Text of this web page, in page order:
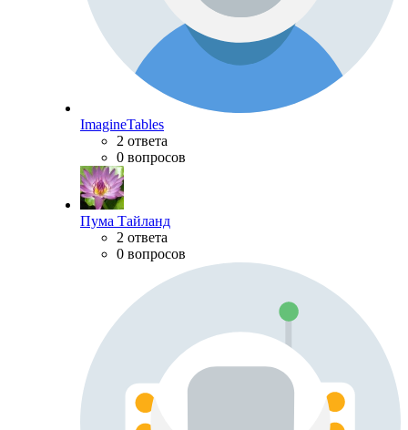
ImagineTables
2 ответа
0 вопросов
Пума Тайланд
2 ответа
0 вопросов